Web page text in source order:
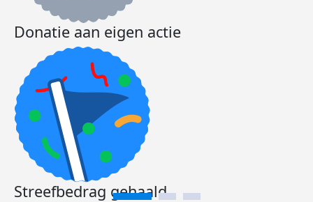
Donatie aan eigen actie
Streefbedrag gehaald